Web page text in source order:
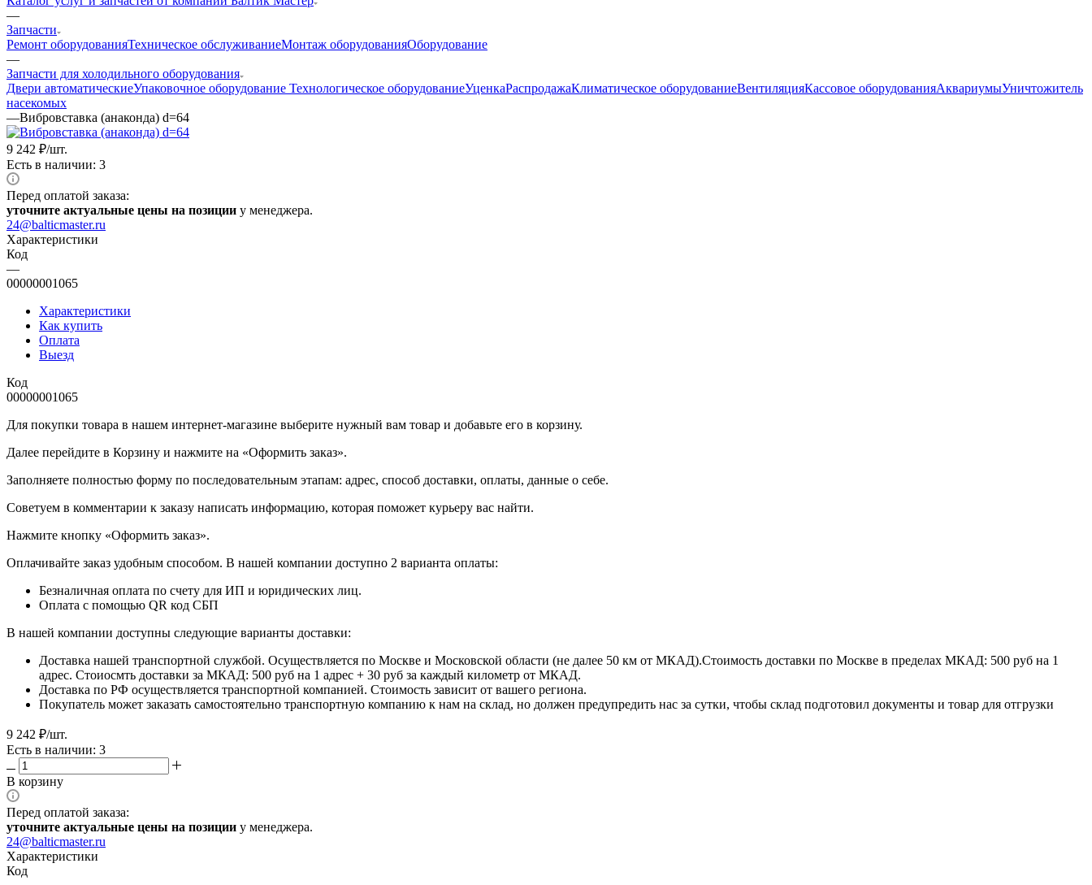
—
Запчасти
Ремонт оборудованияТехническое обслуживаниеМонтаж оборудованияОборудование
—
Запчасти для холодильного оборудования
Двери автоматическиеУпаковочное оборудование Технологическое оборудованиеУценкаРаспродажаКлиматическое оборудованиеВентиляцияКассовое оборудованияАквариумыУничтожитель
насекомых
—Вибровставка (анаконда) d=64
9 242 ₽/шт.
Есть в наличии: 3
Перед оплатой заказа:
уточните актуальные цены на позиции у менеджера.
24@balticmaster.ru
Характеристики
Код
—
00000001065
Характеристики
Как купить
Оплата
Выезд
Код
00000001065
Для покупки товара в нашем интернет-магазине выберите нужный вам товар и добавьте его в корзину.
Далее перейдите в Корзину и нажмите на «Оформить заказ».
​​​​​​​Заполняете полностью форму по последовательным этапам: адрес, способ доставки, оплаты, данные о себе.
​​​​​​​Советуем в комментарии к заказу написать информацию, которая поможет курьеру вас найти.
​​​​​​​Нажмите кнопку «Оформить заказ».
Оплачивайте заказ удобным способом. В нашей компании доступно 2 варианта оплаты:
Безналичная оплата по счету для ИП и юридических лиц.
Оплата с помощью QR код СБП
В нашей компании доступны следующие варианты доставки:
Доставка нашей транспортной службой. Осуществляется по Москве и Московской области (не далее 50 км от МКАД).Стоимость доставки по Москве в пределах МКАД: 500 руб на 1
адрес. Стоиосмть доставки за МКАД: 500 руб на 1 адрес + 30 руб за каждый километр от МКАД.
Доставка по РФ осуществляется транспортной компанией. Стоимость зависит от вашего региона.
Покупатель может заказать самостоятельно транспортную компанию к нам на склад, но должен предупредить нас за сутки, чтобы склад подготовил документы и товар для отгрузки
9 242 ₽/шт.
Есть в наличии: 3
В корзину
Перед оплатой заказа:
уточните актуальные цены на позиции у менеджера.
24@balticmaster.ru
Характеристики
Код